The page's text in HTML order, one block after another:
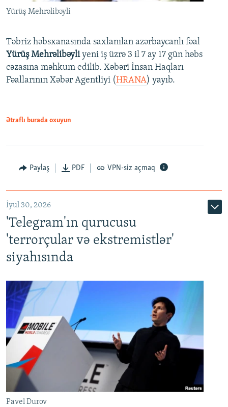
Yürüş Mehrəlibəyli
Təbriz həbsxanasında saxlanılan azərbaycanlı fəal
Yürüş Mehrəlibəyliyeni iş üzrə 3 il 7 ay 17 gün həbs
cəzasına məhkum edilib. Xəbəri İnsan Haqları
Fəallarının Xəbər Agentliyi (HRANA) yayıb.
Ətraflı burada oxuyun
Paylaş PDF VPN-siz açmaq
İyul 30, 2026
'Telegram'ın qurucusu
'terrorçular və ekstremistlər'
siyahısında
Pavel Durov